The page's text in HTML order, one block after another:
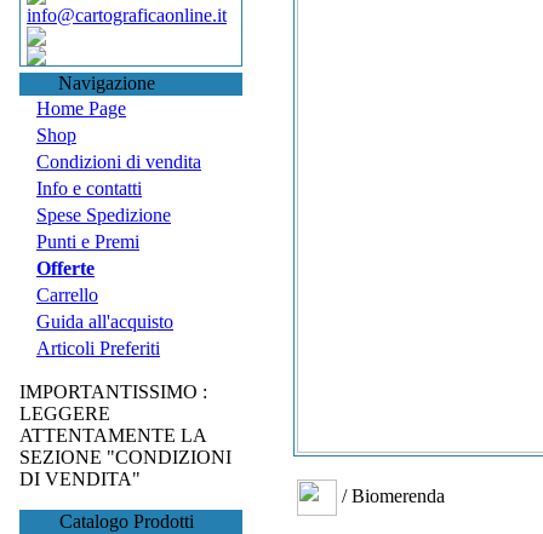
info@cartograficaonline.it
Navigazione
Home Page
Shop
Condizioni di vendita
Info e contatti
Spese Spedizione
Punti e Premi
Offerte
Carrello
Guida all'acquisto
Articoli Preferiti
IMPORTANTISSIMO :
LEGGERE
ATTENTAMENTE LA
SEZIONE "CONDIZIONI
DI VENDITA"
Catalogo Prodotti
/ Biomerenda